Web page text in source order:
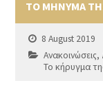
ΤΟ ΜΗΝΥΜΑ
8 August 2019
Ανακοινώσεις,
Το κήρυγμα